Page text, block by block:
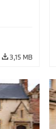
3,15 MB